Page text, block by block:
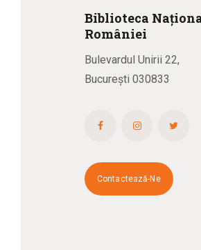
Biblioteca N
României
Bulevardul Unirii 22,
București 030833
Contactează-Ne